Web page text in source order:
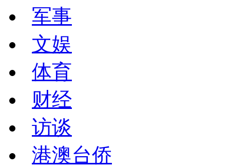
军事
文娱
体育
财经
访谈
港澳台侨